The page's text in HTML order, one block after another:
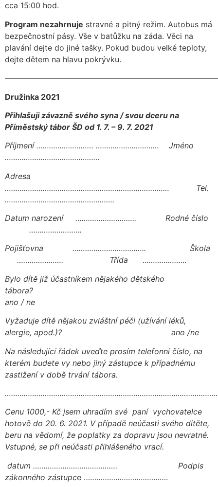
cca 15:00 hod.
Program nezahrnuje stravné a pitný režim. Autobus má
bezpečnostní pásy. Vše v batůžku na záda. Věci na
plavání dejte do jiné tašky. Pokud budou velké teploty,
dejte dětem na hlavu pokrývku.
Družinka 2021
Přihlašuji závazně svého syna / svou dceru na
Příměstský tábor ŠD od 1. 7. – 9. 7. 2021
Příjmení ……………………… ………………………… Jméno
………………………………………
Adresa
…………………………………………………………………… Tel.
…………………………………………….
Datum narození ……………………….. Rodné číslo
…………………….
Pojišťovna …………………………….. Škola
…………………. Třída …………………
Bylo dítě již účastníkem nějakého dětského
tábora?
ano / ne
Vyžaduje dítě nějakou zvláštní péči (užívání léků,
alergie, apod.)? ano /ne
Na následující řádek uveďte prosím telefonní číslo, na
kterém budete vy nebo jiný zástupce k případnému
zastižení v době trvání tábora.
Cenu 1000,- Kč jsem uhradím své paní vychovatelce
hotově do 20. 6. 2021. V případě neúčasti svého dítěte,
beru na vědomí, že poplatky za dopravu jsou nevratné.
Vstupné, se při neúčasti přihlášeného vrací.
datum …………………………………. Podpis
zákonného zástupce ………………………………….